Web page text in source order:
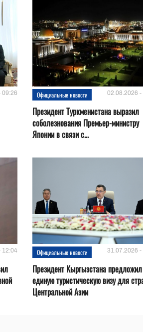
09:26 Официальные новости 02.08.2026 -
Президент Туркменистана выразил
соболезнования Премьер-министру
Японии в связи с...
12:04 Официальные новости 31.07.2026 -
Президент Кыргызстана предложил
единую туристическую визу для
Центральной Азии